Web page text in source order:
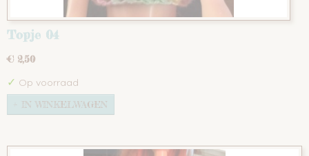
Topje 04
€ 2,50
✓ Op voorraad
IN WINKELWAGEN